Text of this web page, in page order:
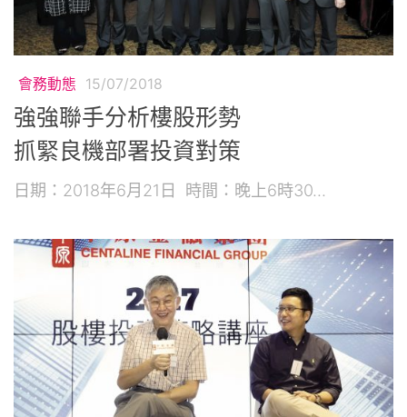
會務動態 15/07/2018
強強聯手分析樓股形勢
抓緊良機部署投資對策
日期：2018年6月21日 時間：晚上6時30...